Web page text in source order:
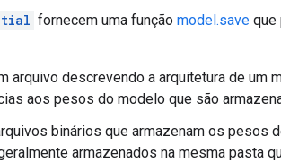
fornecem uma função model.save que
arquivo descrevendo a arquitetura de um
aos pesos do modelo que são
binários que armazenam os pesos
armazenados na mesma pasta